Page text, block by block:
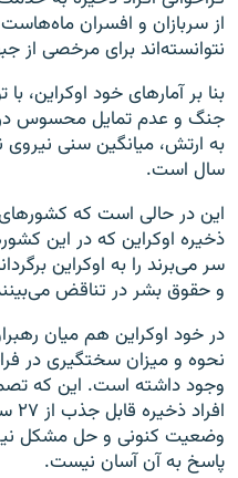
از سربازان و افسران
نتوانسته‌اند برای مرخصی از
بنا بر آمارهای خود اوکراین،
جنگ و عدم تمایل محسوس در
سال است.
این در حالی است که
ذخیره اوکراین که در این
سر می‌برند را به اوکراین
و حقوق بشر در تناقض
در خود اوکراین هم میان
نحوه و میزان سختگیری در
وجود داشته است. این که
وضعیت کنونی و حل مشکل
پاسخ به آن آسان نیست.